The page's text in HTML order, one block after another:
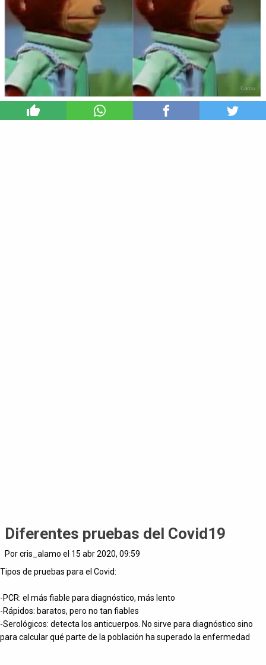
Diferentes pruebas del Covid19
Por cris_alamo el 15 abr 2020, 09:59
Tipos de pruebas para el Covid:
-PCR: el más fiable para diagnóstico, más lento
-Rápidos: baratos, pero no tan fiables
-Serológicos: detecta los anticuerpos. No sirve para diagnóstico sino
para calcular qué parte de la población ha superado la enfermedad